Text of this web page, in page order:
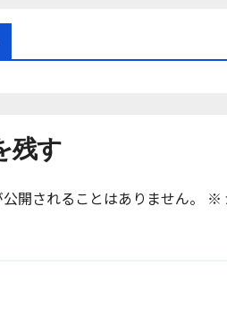
残す
開されることはありません。 ※